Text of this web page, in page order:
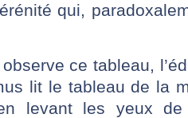
qui,
ce tableau,
lit le tableau de la
levant les yeux